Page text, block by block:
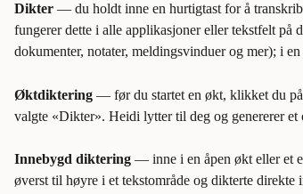
Dikter — du holdt inne en hurtigtast for å
fungerer dette i alle applikasjoner eller tekstfelt på
dokumenter, notater, meldingsvinduer og mer); i
Øktdiktering — før du startet en økt, klikket du
valgte «Dikter». Heidi lytter til deg og genererer
Innebygd diktering — inne i en åpen økt eller et
øverst til høyre i et tekstområde og dikterte direkte